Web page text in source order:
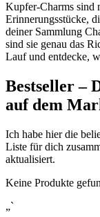
Kupfer-Charms sind⁢
Erinnerungsstücke,
deiner ​Sammlung
sind‌ sie genau das
Lauf und entdecke,​
Bestseller –
auf dem
Ich‍ habe hier die
Liste⁢ für dich
aktualisiert.
Keine Produkte
„`